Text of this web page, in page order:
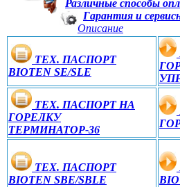
Различные способы
Гарантия и
Описание
ТЕХ. ПАСПОРТ
BIOTEN SE/SLE
ТЕХ. ПАСПОРТ НА
ГОРЕЛКУ
ТЕРМИНАТОР-36
ТЕХ. ПАСПОРТ
BIOTEN SBE/SBLE